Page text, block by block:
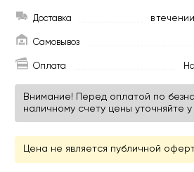
Доставка в
Самовывоз
Оплата
Внимание! Перед оплатой по
наличному счету цены уточняйте
Цена не является публичной